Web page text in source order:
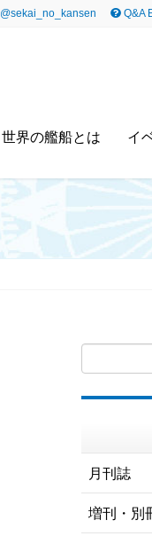
@sekai_no_kansen Q&A
世界の艦船とは イ
月刊誌
増刊・別